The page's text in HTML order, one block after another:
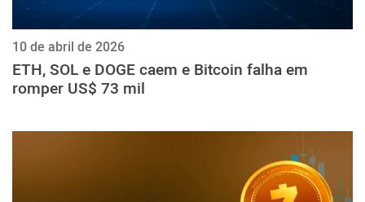
10 de abril de 2026
ETH, SOL e DOGE caem e Bitcoin falha em
romper US$ 73 mil